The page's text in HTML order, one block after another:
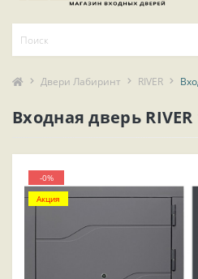
Двери Лабиринт RIVER
Входная дверь
-0%
Акция